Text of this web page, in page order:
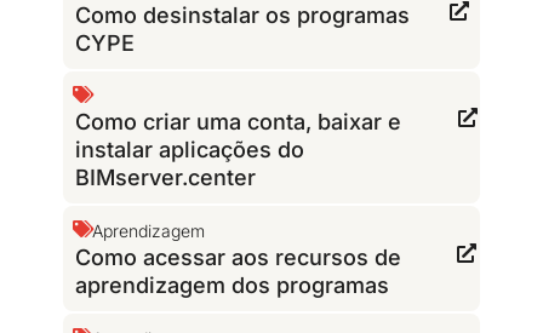
Como desinstalar os programas
CYPE
Como criar uma conta, baixar e
instalar aplicações do
BIMserver.center
Aprendizagem
Como acessar aos recursos de
aprendizagem dos programas